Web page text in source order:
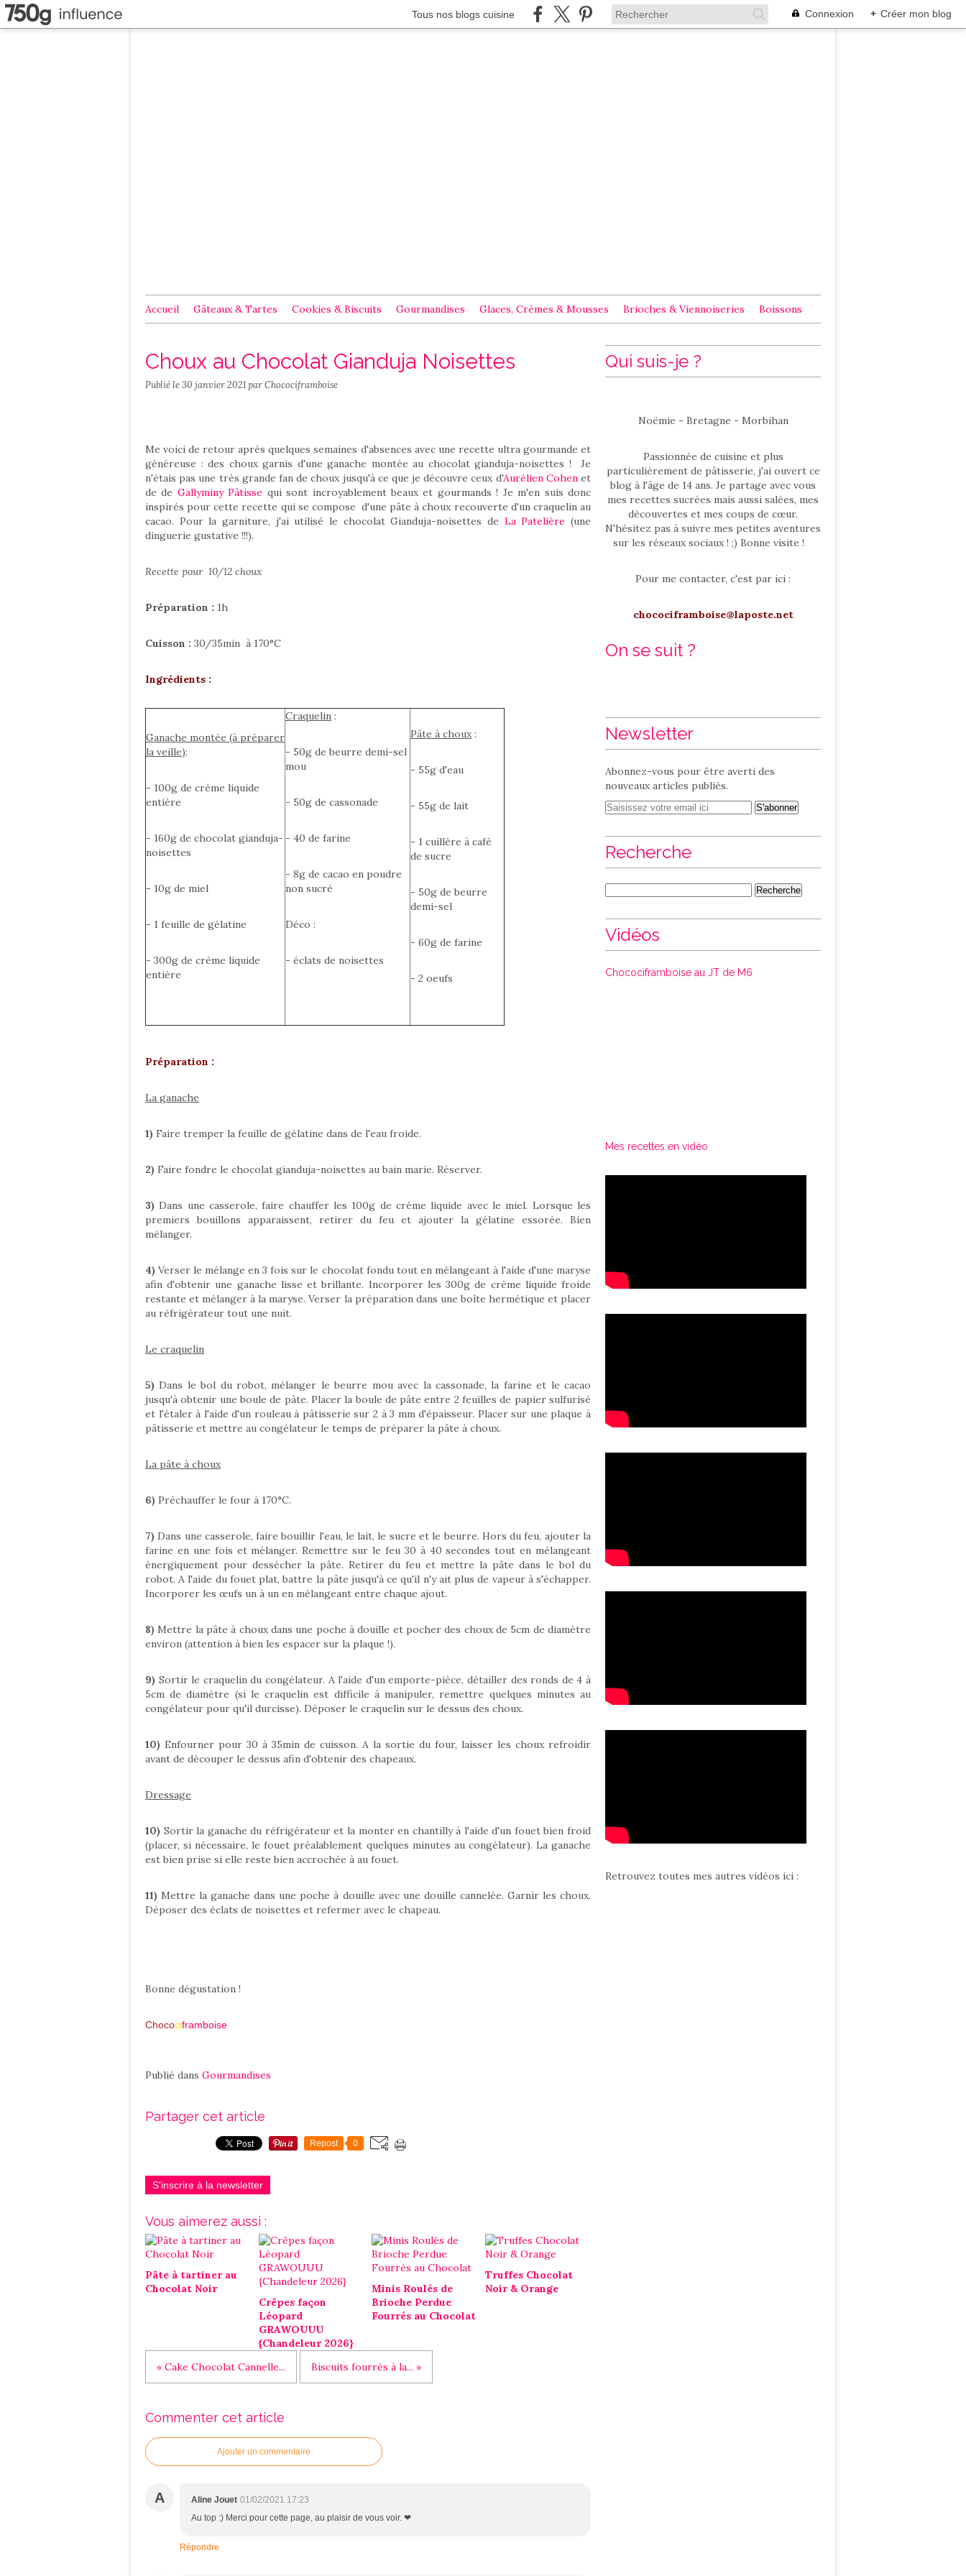
Tous nos blogs cuisine Connexion + Créer mon blog
Accueil Gâteaux & Tartes Cookies & Biscuits Gourmandises Glaces, Crèmes & Mousses Brioches & Viennoiseries Boissons
Choux au Chocolat Gianduja Noisettes
Publié le30 janvier 2021par Chocociframboise
Me voici de retour après quelques semaines d'absences avec une recette ultra gourmande et
généreuse : des choux garnis d'une ganache montée au chocolat gianduja-noisettes ! Je
n'étais pas une très grande fan de choux jusqu'à ce que je découvre ceux d'Aurélien Cohenet
de de Gallyminy Pâtisse qui sont incroyablement beaux et gourmands ! Je m'en suis donc
inspirés pour cette recette qui se compose d'une pâte à choux recouverte d'un craquelin au
cacao. Pour la garniture, j'ai utilisé le chocolat Gianduja-noisettes de La Patelière (une
dinguerie gustative !!!).
Recette pour 10/12 choux
Préparation : 1h
Cuisson : 30/35min à 170°C
Ingrédients :
Ganache montée (à préparer
la veille):
- 100g de crème liquide
entière
- 160g de chocolat gianduja-
noisettes
- 10g de miel
- 1 feuille de gélatine
- 300g de crème liquide
entière
Craquelin :
- 50g de beurre demi-sel
mou
- 50g de cassonade
- 40 de farine
- 8g de cacao en poudre
non sucré
Déco :
- éclats de noisettes
Pâte à choux:
- 55g d'eau
- 55g de lait
- 1 cuillère à café
de sucre
- 50g de beurre
demi-sel
- 60g de farine
- 2 oeufs
Préparation :
La ganache
1) Faire tremper la feuille de gélatine dans de l'eau froide.
2) Faire fondre le chocolat gianduja-noisettes au bain marie. Réserver.
3) Dans une casserole, faire chauffer les 100g de crème liquide avec le miel. Lorsque les
premiers bouillons apparaissent, retirer du feu et ajouter la gélatine essorée. Bien
mélanger.
4)Verser le mélange en 3 fois sur le chocolat fondu tout en mélangeant à l'aide d'une maryse
afin d'obtenir une ganache lisse et brillante. Incorporer les 300g de crème liquide froide
restante et mélanger à la maryse. Verser la préparation dans une boîte hermétique et placer
au réfrigérateur tout une nuit.
Le craquelin
5) Dans le bol du robot, mélanger le beurre mou avec la cassonade, la farine et le cacao
jusqu'à obtenir une boule de pâte. Placer la boule de pâte entre 2 feuilles de papier sulfurisé
et l'étaler à l'aide d'un rouleau à pâtisserie sur 2 à 3 mm d'épaisseur. Placer sur une plaque à
pâtisserie et mettre au congélateur le temps de préparer la pâte à choux.
La pâte à choux
6) Préchauffer le four à 170°C.
7) Dans une casserole, faire bouillir l'eau, le lait, le sucre et le beurre. Hors du feu, ajouter la
farine en une fois et mélanger. Remettre sur le feu 30 à 40 secondes tout en mélangeant
énergiquement pour dessécher la pâte. Retirer du feu et mettre la pâte dans le bol du
robot. A l'aide du fouet plat, battre la pâte jusqu'à ce qu'il n'y ait plus de vapeur à s'échapper.
Incorporer les œufs un à un en mélangeant entre chaque ajout.
8)Mettre la pâte à choux dans une poche à douille et pocher des choux de 5cm de diamètre
environ (attention à bien les espacer sur la plaque !).
9) Sortir le craquelin du congélateur. A l'aide d'un emporte-pièce, détailler des ronds de 4 à
5cm de diamètre (si le craquelin est difficile à manipuler, remettre quelques minutes au
congélateur pour qu'il durcisse). Déposer le craquelin sur le dessus des choux.
10) Enfourner pour 30 à 35min de cuisson. A la sortie du four, laisser les choux refroidir
avant de découper le dessus afin d'obtenir des chapeaux.
Dressage
10) Sortir la ganache du réfrigérateur et la monter en chantilly à l'aide d'un fouet bien froid
(placer, si nécessaire, le fouet préalablement quelques minutes au congélateur). La ganache
est bien prise si elle reste bien accrochée à au fouet.
11) Mettre la ganache dans une poche à douille avec une douille cannelée. Garnir les choux.
Déposer des éclats de noisettes et refermer avec le chapeau.
Bonne dégustation !
Chocociframboise
Publié dans Gourmandises
Partager cet article
Repost 0
S'inscrire à la newsletter
Vous aimerez aussi :
Pâte à tartiner au
Chocolat Noir
Crêpes façon
Léopard
GRAWOUUU
{Chandeleur 2026}
Minis Roulés de
Brioche Perdue
Fourrés au Chocolat
Truffes Chocolat
Noir & Orange
« Cake Chocolat Cannelle... Biscuits fourrés à la... »
Commenter cet article
Ajouter un commentaire
A Aline Jouet 01/02/2021 17:23
Au top :) Merci pour cette page, au plaisir de vous voir. ❤
Répondre
Qui suis-je ?
Noëmie - Bretagne - Morbihan
Passionnée de cuisine et plus
particulièrement de pâtisserie, j'ai ouvert ce
blog à l'âge de 14 ans. Je partage avec vous
mes recettes sucrées mais aussi salées, mes
découvertes et mes coups de cœur.
N'hésitez pas à suivre mes petites aventures
sur les réseaux sociaux ! ;) Bonne visite !
Pour me contacter, c'est par ici :
chocociframboise@laposte.net
On se suit ?
Newsletter
Abonnez-vous pour être averti des
nouveaux articles publiés.
Recherche
Vidéos
Chocociframboise au JT de M6
Mes recettes en vidéo
Retrouvez toutes mes autres vidéos ici :